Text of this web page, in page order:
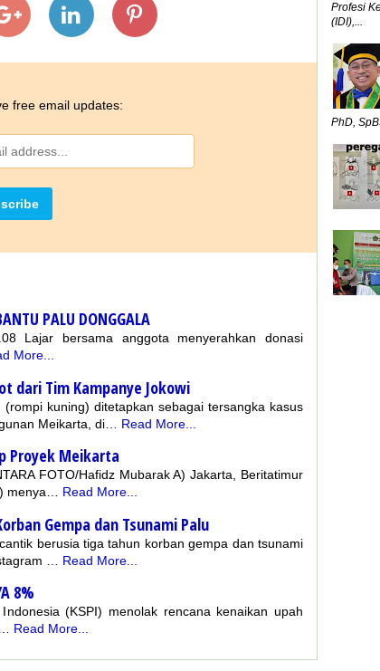
free email updates:
PALU DONGGALA
bersama anggota menyerahkan donasi
More...
dari Tim Kampanye Jokowi
kuning) ditetapkan sebagai tersangka kasus
Meikarta, di…
Read More...
Proyek Meikarta
FOTO/Hafidz Mubarak A) Jakarta, Beritatimur
menya…
Read More...
Gempa dan Tsunami Palu
berusia tiga tahun korban gempa dan tsunami
…
Read More...
8%
(KSPI) menolak rencana kenaikan upah
Read More...
Profesi
(IDI),...
PhD,